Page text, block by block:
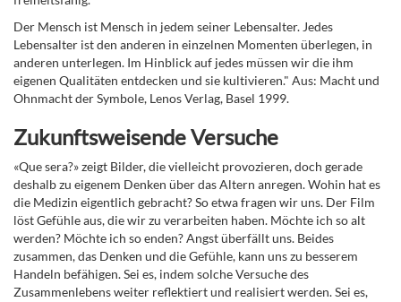
Der Mensch ist Mensch in jedem seiner Lebensalter. Jedes
Lebensalter ist den anderen in einzelnen Momenten überlegen, in
anderen unterlegen. Im Hinblick auf jedes müssen wir die ihm
eigenen Qualitäten entdecken und sie kultivieren." Aus: Macht und
Ohnmacht der Symbole, Lenos Verlag, Basel 1999.
Zukunftsweisende Versuche
«Que sera?» zeigt Bilder, die vielleicht provozieren, doch gerade
deshalb zu eigenem Denken über das Altern anregen. Wohin hat es
die Medizin eigentlich gebracht? So etwa fragen wir uns. Der Film
löst Gefühle aus, die wir zu verarbeiten haben. Möchte ich so alt
werden? Möchte ich so enden? Angst überfällt uns. Beides
zusammen, das Denken und die Gefühle, kann uns zu besserem
Handeln befähigen. Sei es, indem solche Versuche des
Zusammenlebens weiter reflektiert und realisiert werden. Sei es,